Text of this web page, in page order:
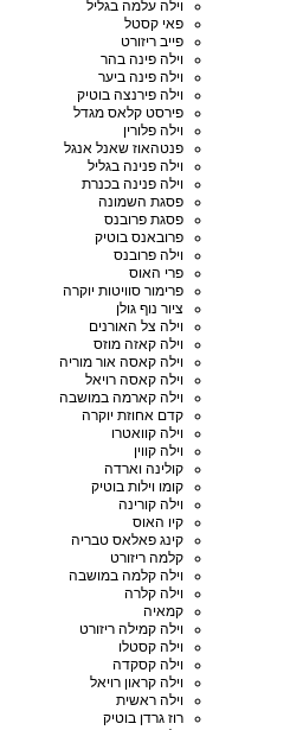
וילה עלמה בגליל
פאי קסטל
פייב ריזורט
וילה פינה בהר
וילה פינה ביער
וילה פירנצה בוטיק
פירסט קלאס מגדל
וילה פלורין
פנטהאוז שאנל אנגל
וילה פנינה בגליל
וילה פנינה בכנרת
פסגת השמונה
פסגת פרובנס
פרובאנס בוטיק
וילה פרובנס
פרי האוס
פרימור סוויטות יוקרה
ציור נוף גולן
וילה צל האורנים
וילה קאזה מוזס
וילה קאסה אור מוריה
וילה קאסה רויאל
וילה קארמה במושבה
קדם אחוזת יוקרה
וילה קוואטרו
וילה קווין
קולינה וארדה
קומו וילות בוטיק
וילה קורינה
קיו האוס
קינג פאלאס טבריה
קלמה ריזורט
וילה קלמה במושבה
וילה קלרה
קמאיה
וילה קמילה ריזורט
וילה קסטלו
וילה קסקדה
וילה קראון רויאל
וילה ראשית
רוז גרדן בוטיק